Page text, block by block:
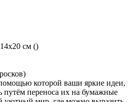
см ()
которой ваши яркие идеи,
путём переноса их на бумажные